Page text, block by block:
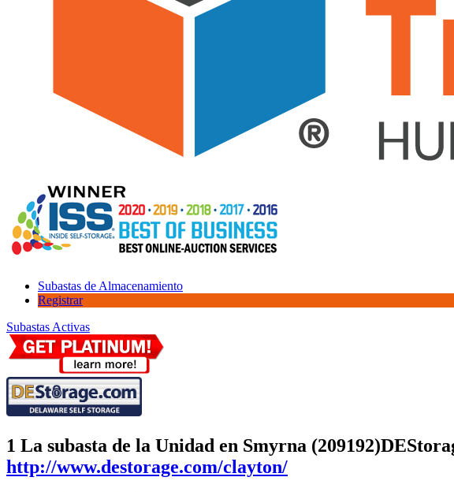
Subastas de Almacenamiento
Registrar
Subastas Activas
1 La subasta de la Unidad en Smyrna (209192)
http://www.destorage.com/clayton/